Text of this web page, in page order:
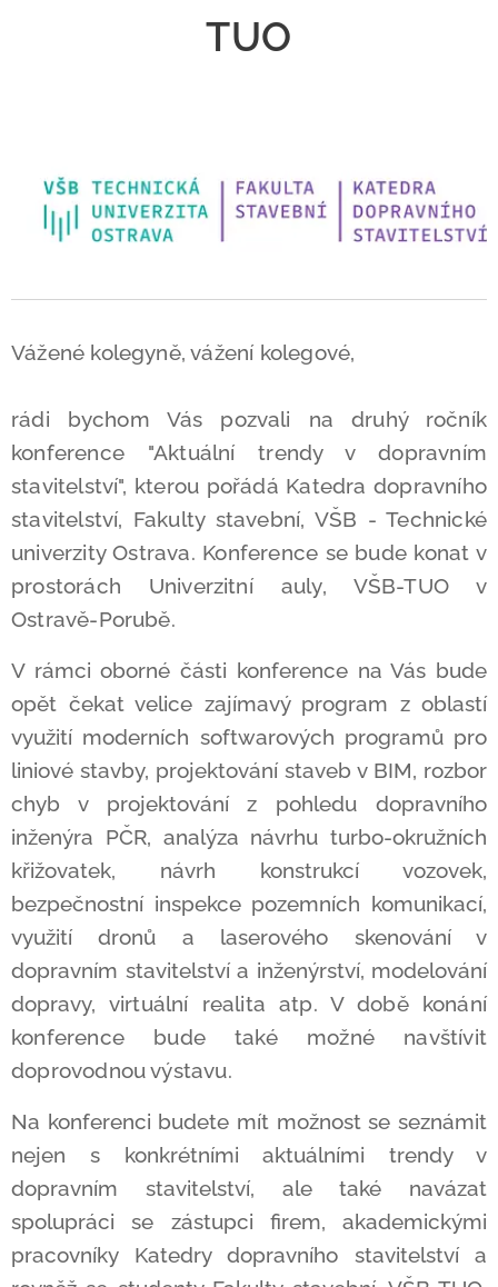
TUO
Vážené kolegyně, vážení kolegové,
rádi bychom Vás pozvali na druhý ročník
konference"Aktuální trendy v dopravním
stavitelství", kterou pořádá Katedra dopravního
stavitelství, Fakulty stavební, VŠB - Technické
univerzity Ostrava. Konference se bude konat v
prostorách Univerzitní auly, VŠB-TUO v
Ostravě-Porubě.
V rámci oborné části konference na Vás bude
opět čekat velice zajímavý program z oblastí
využití moderních softwarových programů pro
liniové stavby, projektování staveb v BIM, rozbor
chyb v projektování z pohledu dopravního
inženýra PČR, analýza návrhu turbo-okružních
křižovatek, návrh konstrukcí vozovek,
bezpečnostní inspekce pozemních komunikací,
využití dronů a laserového skenování v
dopravním stavitelství a inženýrství, modelování
dopravy, virtuální realita atp. V době konání
konference bude také možné navštívit
doprovodnou výstavu.
Na konferenci budete mít možnost se seznámit
nejen s konkrétními aktuálními trendy v
dopravním stavitelství, ale také navázat
spolupráci se zástupci firem, akademickými
pracovníky Katedry dopravního stavitelství a